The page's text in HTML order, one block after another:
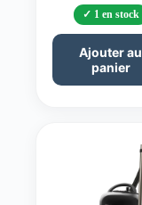
1 en stock
Ajouter au
panier